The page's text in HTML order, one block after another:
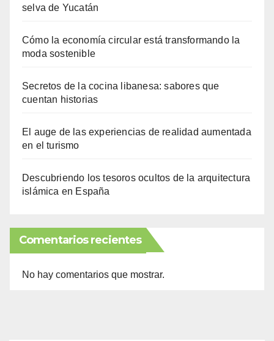
selva de Yucatán
Cómo la economía circular está transformando la
moda sostenible
Secretos de la cocina libanesa: sabores que
cuentan historias
El auge de las experiencias de realidad aumentada
en el turismo
Descubriendo los tesoros ocultos de la arquitectura
islámica en España
Comentarios recientes
No hay comentarios que mostrar.